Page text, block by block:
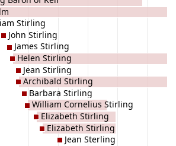
Stirling
John Stirling
James Stirling
Helen Stirling
Jean Stirling
Archibald Stirling
Barbara Stirling
William Cornelius Stirling
Elizabeth Stirling
Elizabeth Stirling
Jean Sterling